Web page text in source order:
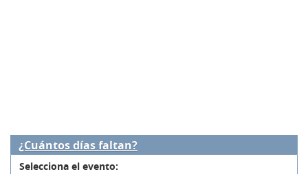
¿Cuántos días faltan?
Selecciona el evento: